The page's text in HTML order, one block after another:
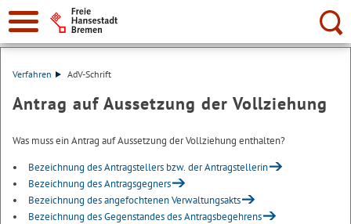
Suche:
Verfahren AdV-Schrift
Antrag auf Aussetzung der Vollziehung
Was muss ein Antrag auf Aussetzung der Vollziehung enthalten?
Bezeichnung des Antragstellers bzw. der Antragstellerin
Bezeichnung des Antragsgegners
Bezeichnung des angefochtenen Verwaltungsakts
Bezeichnung des Gegenstandes des Antragsbegehrens